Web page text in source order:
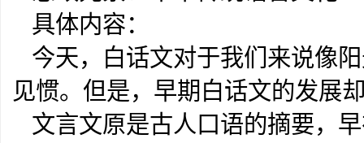
具体内容：
今天，白话文对于我们来说像
见惯。但是，早期白话文的发展
文言文原是古人口语的摘要，